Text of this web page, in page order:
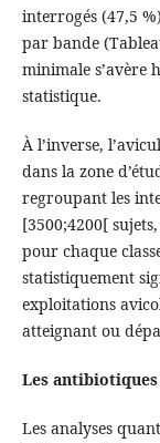
interrogés (47,5
par bande
minimale s’avère
statistique.
À l’inverse,
dans la zone
regroupant les
[3500;4200[
pour chaque
statistiquement
exploitations
atteignant ou
Les
Les analyses